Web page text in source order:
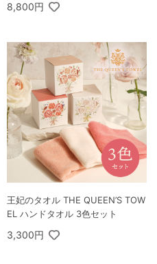
8,800円
王妃のタオル THE QUEEN’S TOW
EL ハンドタオル 3色セット
3,300円